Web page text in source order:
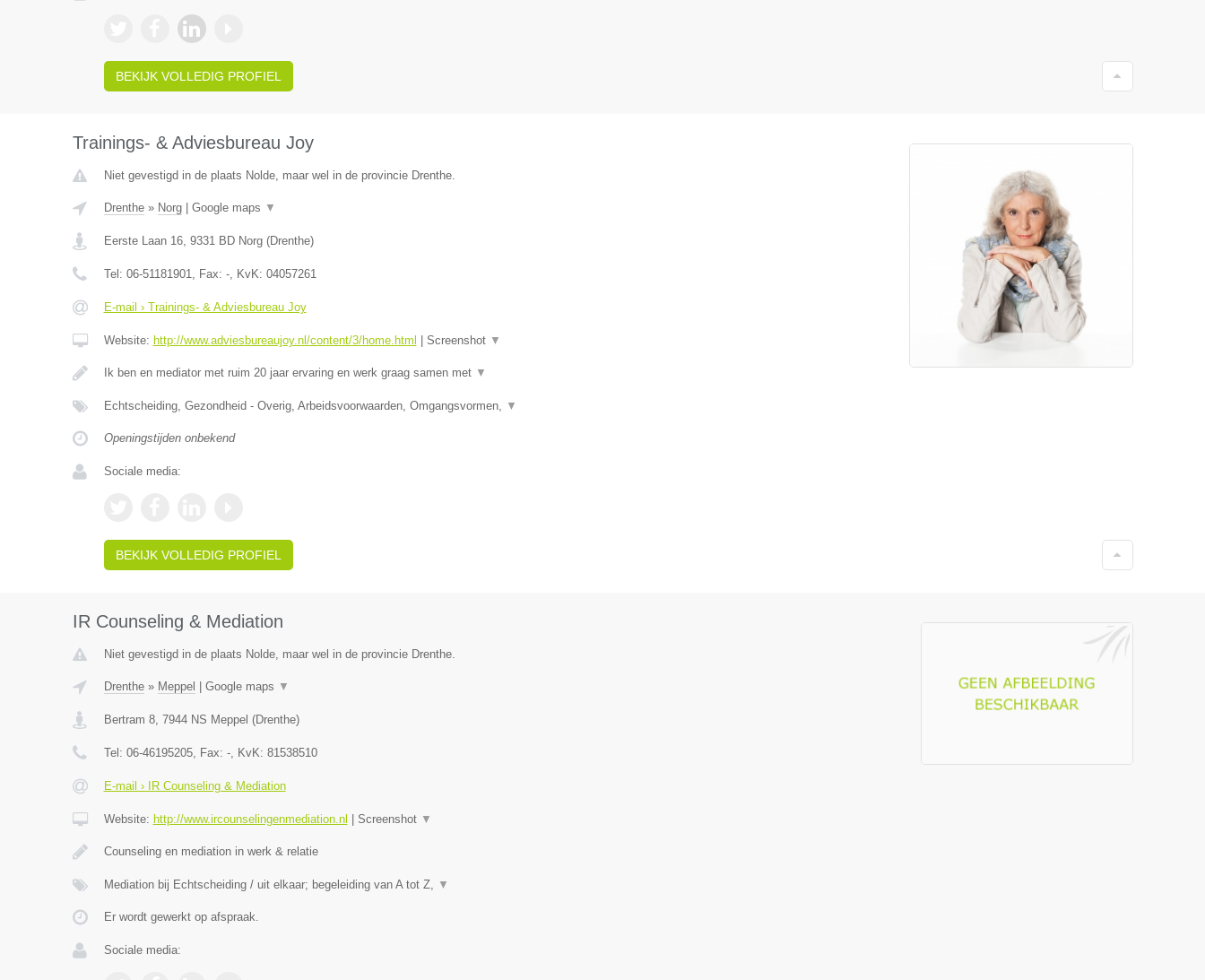
BEKIJK VOLLEDIG PROFIEL
Trainings- & Adviesbureau Joy
Niet gevestigd in de plaats Nolde, maar wel in de provincie Drenthe.
Drenthe» Norg| Google maps ▼
Eerste Laan 16, 9331 BD Norg(Drenthe)
Tel: 06-51181901, Fax: -, KvK: 04057261
E-mail › Trainings- & Adviesbureau Joy
Website: http://www.adviesbureaujoy.nl/content/3/home.html Screenshot ▼
Ik ben en mediator met ruim 20 jaar ervaring en werk graag samen met ▼
Echtscheiding, Gezondheid - Overig, Arbeidsvoorwaarden, Omgangsvormen, ▼
Openingstijden onbekend
Sociale media:
BEKIJK VOLLEDIG PROFIEL
IR Counseling & Mediation
Niet gevestigd in de plaats Nolde, maar wel in de provincie Drenthe.
Drenthe» Meppel Google maps ▼
Bertram 8, 7944 NS Meppel (Drenthe)
Tel: 06-46195205, Fax: -, KvK: 81538510
E-mail › IR Counseling & Mediation
Website: http://www.ircounselingenmediation.nl Screenshot ▼
Counseling en mediation in werk & relatie
Mediation bij Echtscheiding / uit elkaar; begeleiding van A tot Z, ▼
Er wordt gewerkt op afspraak.
Sociale media: